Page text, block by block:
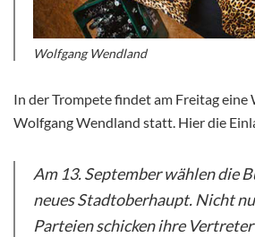
Wolfgang Wendland
In der Trompete findet am Freitag
Wolfgang Wendland statt. Hier die
Am 13. September wählen die
neues Stadtoberhaupt. Nicht
Parteienschicken ihre Vertreter